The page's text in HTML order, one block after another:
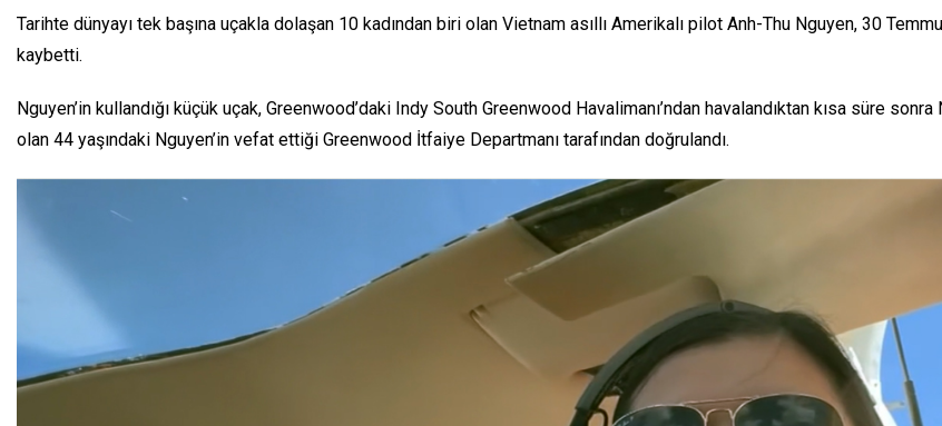
Tarihte dünyayı tek başına uçakla dolaşan 10 kadından biri olan Vietnam asıllı Amerikalı pilot Anh-Thu Nguyen, 30
kaybetti.
Nguyen’in kullandığı küçük uçak, Greenwood’daki Indy South Greenwood Havalimanı’ndan havalandıktan kısa süre
olan 44 yaşındaki Nguyen’in vefat ettiği Greenwood İtfaiye Departmanı tarafından doğrulandı.